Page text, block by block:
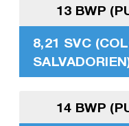
13 BWP
8,21 SVC
14 BWP